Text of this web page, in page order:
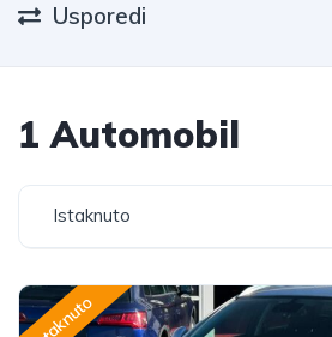
Usporedi
1 Automobil
Istaknuto
istaknuto